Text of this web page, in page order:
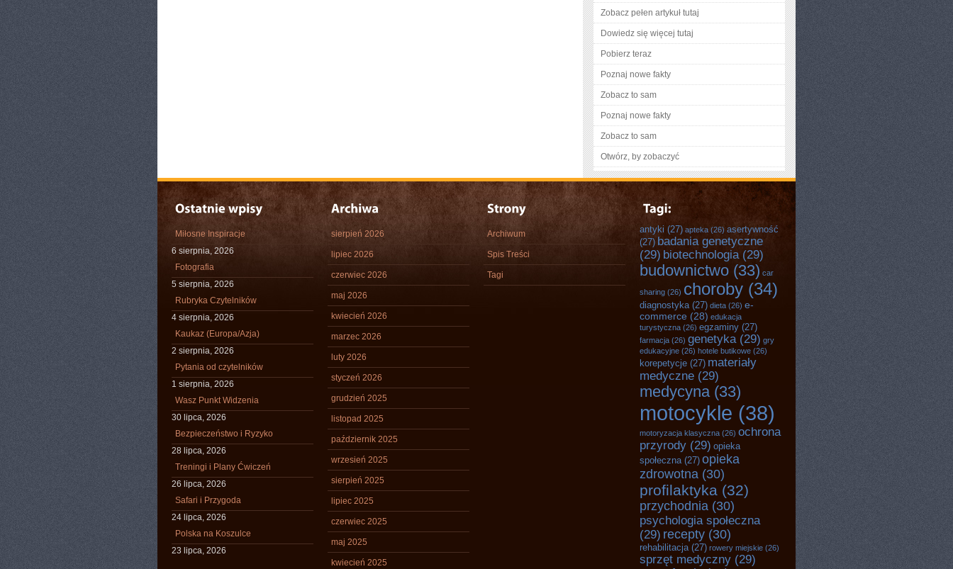
Zobacz pełen artykuł tutaj
Dowiedz się więcej tutaj
Pobierz teraz
Poznaj nowe fakty
Zobacz to sam
Poznaj nowe fakty
Zobacz to sam
Otwórz, by zobaczyć
Miłosne Inspiracje
6 sierpnia, 2026
Fotografia
5 sierpnia, 2026
Rubryka Czytelników
4 sierpnia, 2026
Kaukaz (Europa/Azja)
2 sierpnia, 2026
Pytania od czytelników
1 sierpnia, 2026
Wasz Punkt Widzenia
30 lipca, 2026
Bezpieczeństwo i Ryzyko
28 lipca, 2026
Treningi i Plany Ćwiczeń
26 lipca, 2026
Safari i Przygoda
24 lipca, 2026
Polska na Koszulce
23 lipca, 2026
sierpień 2026
lipiec 2026
czerwiec 2026
maj 2026
kwiecień 2026
marzec 2026
luty 2026
styczeń 2026
grudzień 2025
listopad 2025
październik 2025
wrzesień 2025
sierpień 2025
lipiec 2025
czerwiec 2025
maj 2025
kwiecień 2025
Archiwum
Spis Treści
Tagi
antyki (27) apteka (26) asertywność
(27) badania genetyczne
(29) biotechnologia (29)
budownictwo (33) car
sharing (26) choroby (34)
diagnostyka(27) dieta (26) e-
commerce (28) edukacja
turystyczna (26) egzaminy (27)
farmacja (26) genetyka (29) gry
edukacyjne (26) hotele butikowe (26)
korepetycje (27) materiały
medyczne (29)
medycyna(33)
motocykle (38)
motoryzacja klasyczna (26) ochrona
przyrody (29) opieka
społeczna(27) opieka
zdrowotna (30)
profilaktyka (32)
przychodnia (30)
psychologia społeczna
(29) recepty (30)
rehabilitacja(27) rowery miejskie (26)
sprzęt medyczny (29)